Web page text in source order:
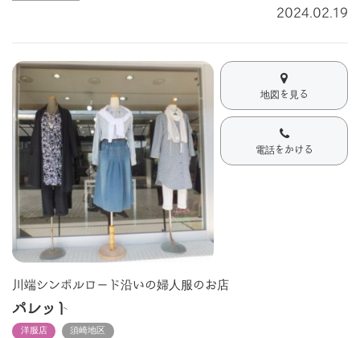
2024.02.19
地図を見る
電話をかける
川端シンボルロード沿いの婦人服のお店
パレット
洋服店 須崎地区